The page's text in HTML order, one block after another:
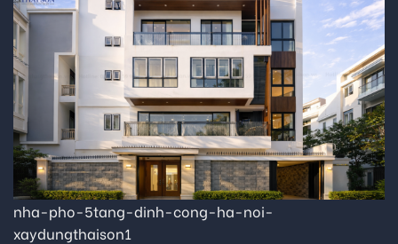
nha-pho-5tang-dinh-cong-ha-noi-
xaydungthaison1